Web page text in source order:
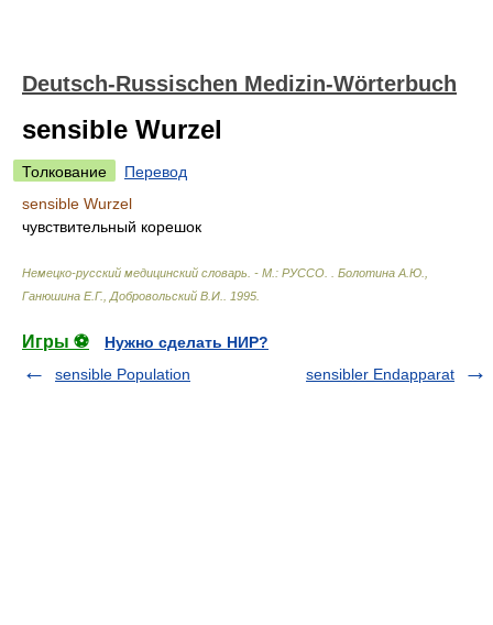
Deutsch-Russischen Medizin-Wörterbuch
sensible Wurzel
Толкование
Перевод
sensible Wurzel
чувствительный корешок
Немецко-русский медицинский словарь. - М.: РУССО.
Болотина А.Ю.,
Ганюшина Е.Г., Добровольский В.И.
1995
Игры ⚽
Нужно сделать НИР?
sensible Population
sensibler Endapparat